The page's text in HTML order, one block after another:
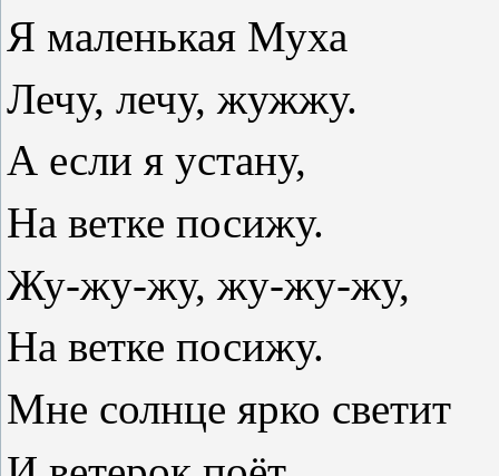
Я маленькая Муха
Лечу, лечу, жужжу.
А если я устану,
На ветке посижу.
Жу-жу-жу, жу-жу-жу,
На ветке посижу.
Мне солнце ярко светит